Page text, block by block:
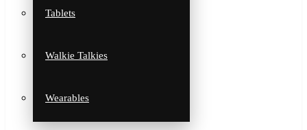
Tablets
Walkie Talkies
Wearables